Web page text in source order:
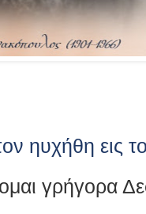
ηυχήθη εις
γρήγορα